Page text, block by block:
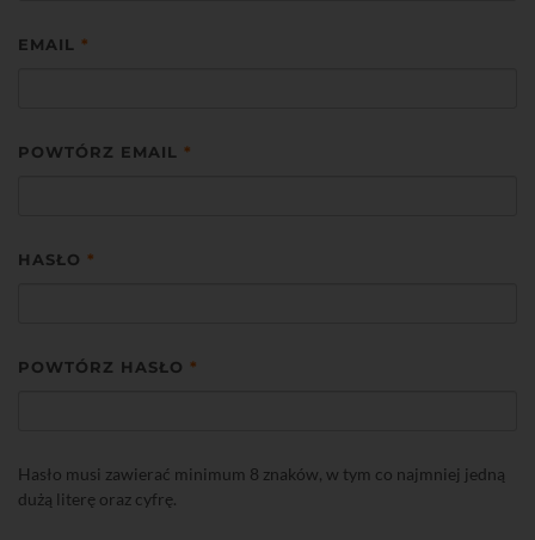
EMAIL *
POWTÓRZ EMAIL *
HASŁO *
POWTÓRZ HASŁO *
Hasło musi zawierać minimum 8 znaków, w tym co najmniej jedną
dużą literę oraz cyfrę.